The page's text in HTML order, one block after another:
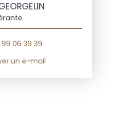
99 06 39 39
un e-mail